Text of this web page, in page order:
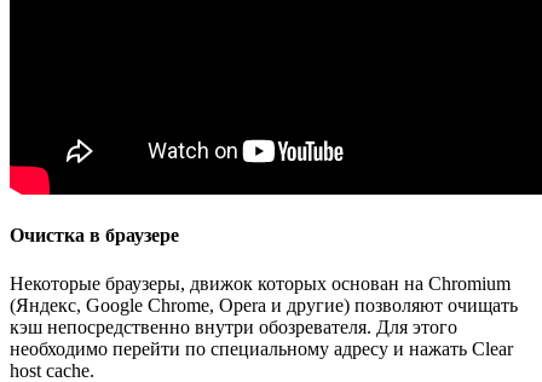
Очистка в браузере
Некоторые браузеры, движок которых основан на Chromium
(Яндекс, Google Chrome, Opera и другие) позволяют очищать
кэш непосредственно внутри обозревателя. Для этого
необходимо перейти по специальному адресу и нажать Clear
host cache.